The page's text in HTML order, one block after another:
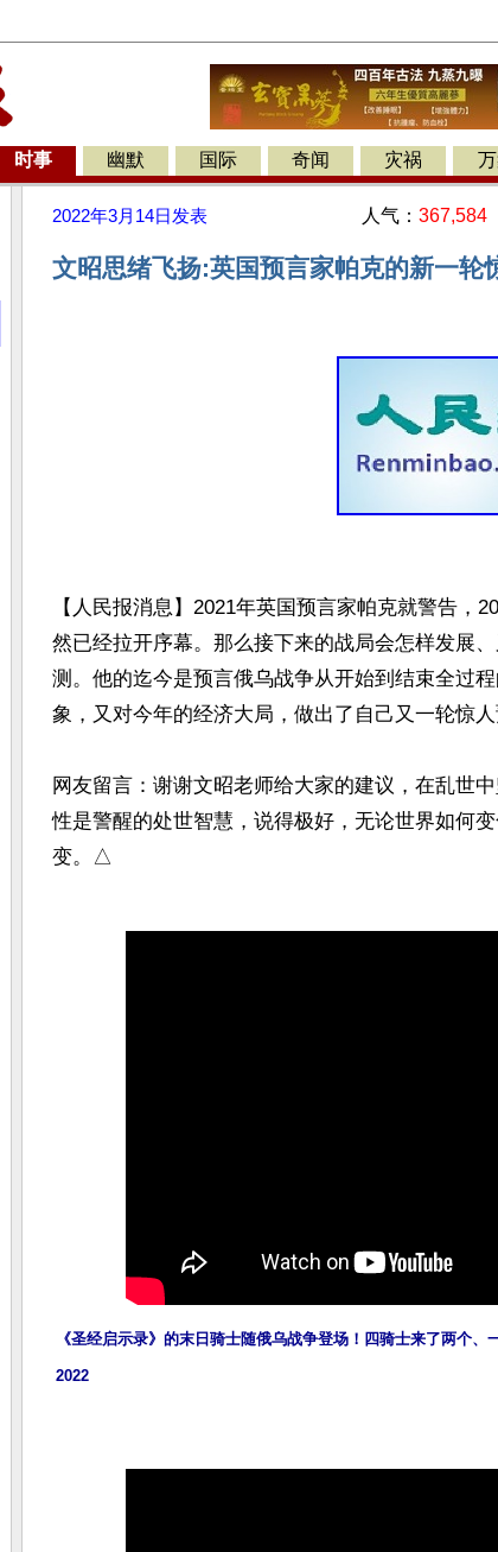
时事 幽默 国际 奇闻 灾祸
2022年3月14日 发表 人气： 367,584
文昭思绪飞扬:英国预言家帕克的新一轮
【人民报消息】2021年英国预言家帕克就警告，
然已经拉开序幕。那么接下来的战局会怎样发展
测。他的迄今是预言俄乌战争从开始到结束全过
象，又对今年的经济大局，做出了自己又一轮惊人
网友留言：谢谢文昭老师给大家的建议，在乱世
性是警醒的处世智慧，说得极好，无论世界如何
《圣经启示录》的末日骑士随俄乌战争登场！四骑士来了两个
2022